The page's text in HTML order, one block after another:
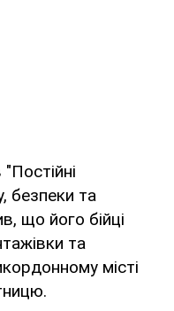
безпеки та
що його бійці
та
місті